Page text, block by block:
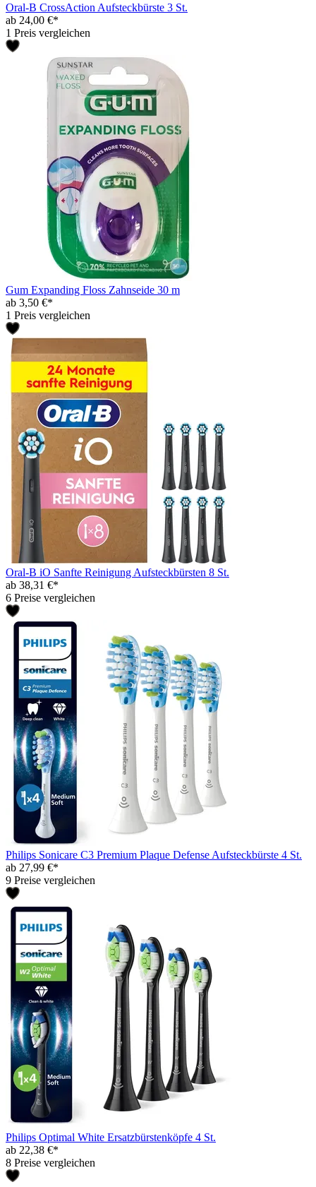
Oral-B CrossAction Aufsteckbürste 3 St.
ab 24,00 €*
1 Preis vergleichen
Gum Expanding Floss Zahnseide 30 m
ab 3,50 €*
1 Preis vergleichen
Oral-B iO Sanfte Reinigung Aufsteckbürsten 8 St.
ab 38,31 €*
6 Preise vergleichen
Philips Sonicare C3 Premium Plaque Defense Aufsteckbürste 4 St.
ab 27,99 €*
9 Preise vergleichen
Philips Optimal White Ersatzbürstenköpfe 4 St.
ab 22,38 €*
8 Preise vergleichen